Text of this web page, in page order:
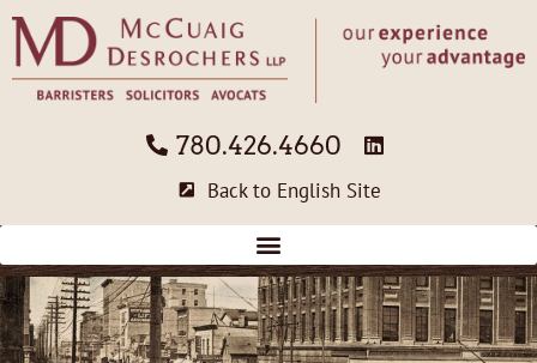
780.426.4660
Back to English Site